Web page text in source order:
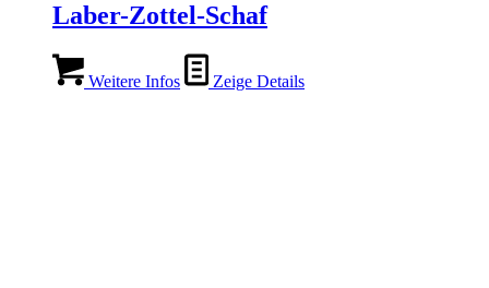
Laber-Zottel-Schaf
Weitere Infos Zeige Details